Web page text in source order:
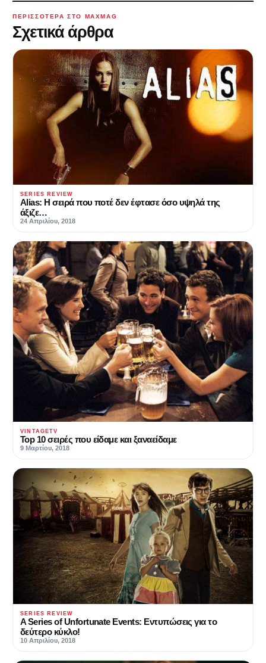
ΠΕΡΙΣΣΌΤΕΡΑ ΣΤΟ MAXMAG
Σχετικά άρθρα
SERIES REVIEW
Alias: Η σειρά που ποτέ δεν έφτασε όσο υψηλά της
άξιζε…
24 Απριλίου, 2018
VINTAGETV
Top 10 σειρές που είδαμε και ξαναείδαμε
9 Μαρτίου, 2018
SERIES REVIEW
A Series of Unfortunate Events: Εντυπώσεις για το
δεύτερο κύκλο!
10 Απριλίου, 2018